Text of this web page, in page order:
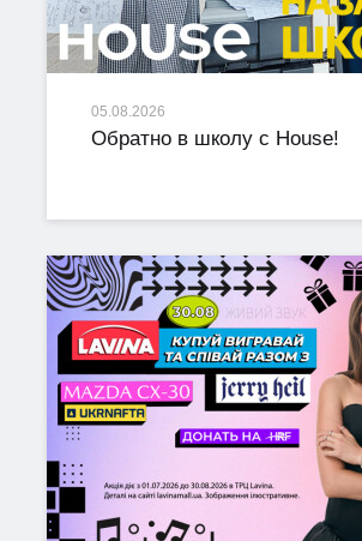
05.08.2026
Обратно в школу с House!